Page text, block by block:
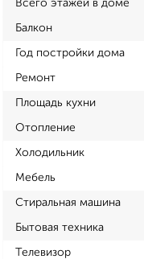
Всего этажей в доме
Балкон
Год постройки дома
Ремонт
Площадь кухни
Отопление
Холодильник
Мебель
Стиральная машина
Бытовая техника
Телевизор